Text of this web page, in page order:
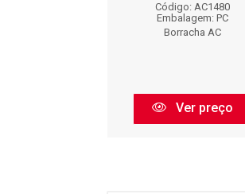
Código: AC1480
Embalagem: PC
Borracha AC
Ver preço